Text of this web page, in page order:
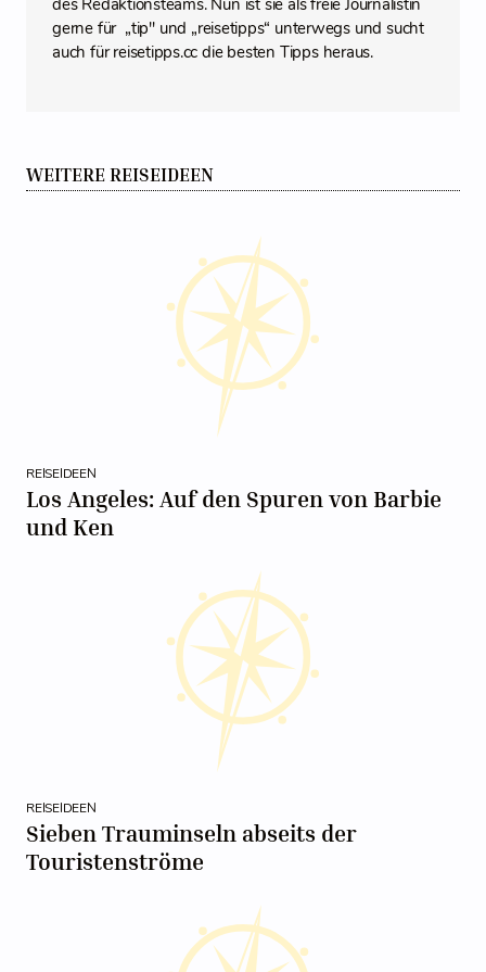
des Redaktionsteams. Nun ist sie als freie Journalistin
gerne für „tip" und „reisetipps“ unterwegs und sucht
auch für reisetipps.cc die besten Tipps heraus.
WEITERE REISEIDEEN
REISEIDEEN
Los Angeles: Auf den Spuren von Barbie
und Ken
REISEIDEEN
Sieben Trauminseln abseits der
Touristenströme